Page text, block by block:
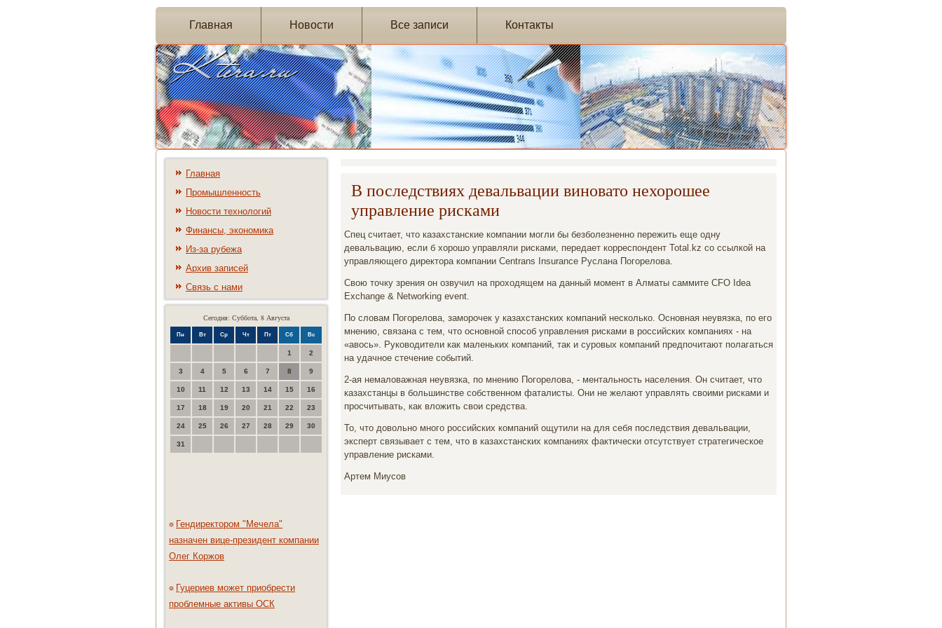
Главная Новости Все записи Контакты
Главная
Промышленность
Новости технологий
Финансы, экономика
Из-за рубежа
Архив записей
Связь с нами
Сегодня: Суббота, 8 Августа
Пн Вт Ср Чт Пт Сб Вс
1 2
3 4 5 6 7 8 9
10 11 12 13 14 15 16
17 18 19 20 21 22 23
24 25 26 27 28 29 30
31
Гендиректором "Мечела"
назначен вице-президент компании
Олег Коржов
Гуцериев может приобрести
проблемные активы ОСК
В последствиях девальвации виновато нехорошее
управление рисками
Спец считает, что казахстанские компании могли бы безболезненно пережить еще одну
девальвацию, если б хорошо управляли рисками, передает корреспондент Total.kz со ссылкой на
управляющего директора компании Centrans Insurance Руслана Погорелова.
Свою точку зрения он озвучил на проходящем на данный момент в Алматы саммите CFO Idea
Exchange & Networking event.
По словам Погорелова, заморочек у казахстанских компаний несколько. Основная неувязка, по его
мнению, связана с тем, что основной способ управления рисками в российских компаниях - на
«авось». Руководители как маленьких компаний, так и суровых компаний предпочитают полагаться
на удачное стечение событий.
2-ая немаловажная неувязка, по мнению Погорелова, - ментальность населения. Он считает, что
казахстанцы в большинстве собственном фаталисты. Они не желают управлять своими рисками и
просчитывать, как вложить свои средства.
То, что довольно много российских компаний ощутили на для себя последствия девальвации,
эксперт связывает с тем, что в казахстанских компаниях фактически отсутствует стратегическое
управление рисками.
Артем Миусов